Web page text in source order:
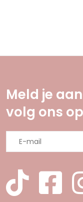
Meld je
volg ons